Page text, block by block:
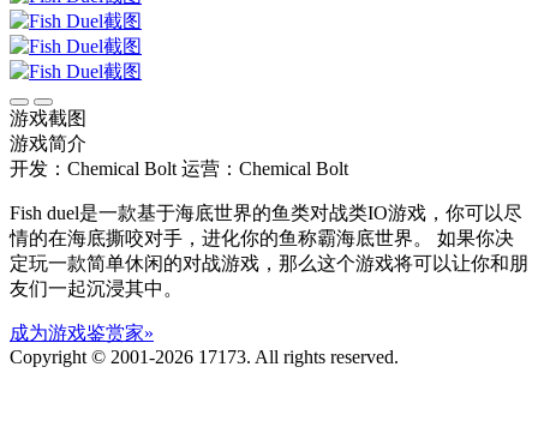
游戏截图
游戏简介
开发：Chemical Bolt 运营：Chemical Bolt
Fish duel是一款基于海底世界的鱼类对战类IO游戏，你可以尽
情的在海底撕咬对手，进化你的鱼称霸海底世界。 如果你决
定玩一款简单休闲的对战游戏，那么这个游戏将可以让你和朋
友们一起沉浸其中。
成为游戏鉴赏家»
Copyright © 2001-2026 17173. All rights reserved.